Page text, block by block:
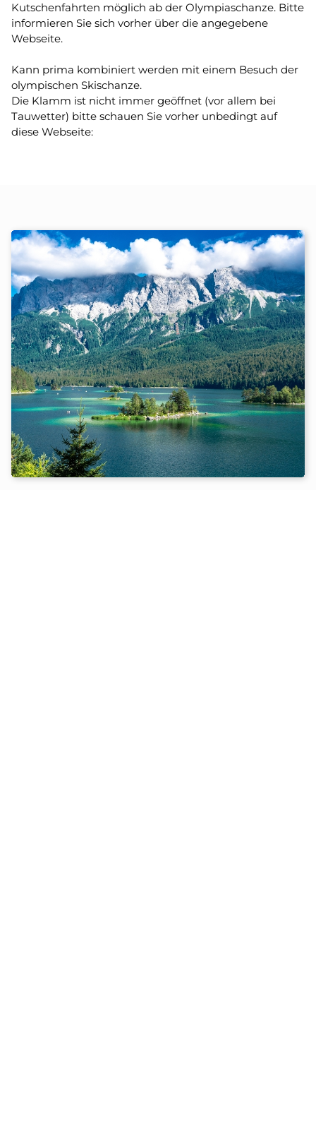
Kutschenfahrten möglich ab der Olympiaschanze. Bitte
informieren Sie sich vorher über die angegebene
Webseite.
Kann prima kombiniert werden mit einem Besuch der
olympischen Skischanze.
Die Klamm ist nicht immer geöffnet (vor allem bei
Tauwetter) bitte schauen Sie vorher unbedingt auf
diese Webseite: